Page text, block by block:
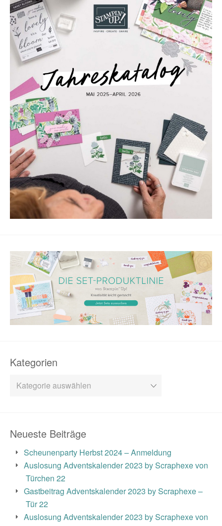
Kategorien
Kategorien
Neueste Beiträge
Scheunenparty Herbst 2024 – Anmeldung
Auslosung Adventskalender 2023 by Scraphexe von
Türchen 22
Gastbeitrag Adventskalender 2023 by Scraphexe –
Tür 22
Auslosung Adventskalender 2023 by Scraphexe von